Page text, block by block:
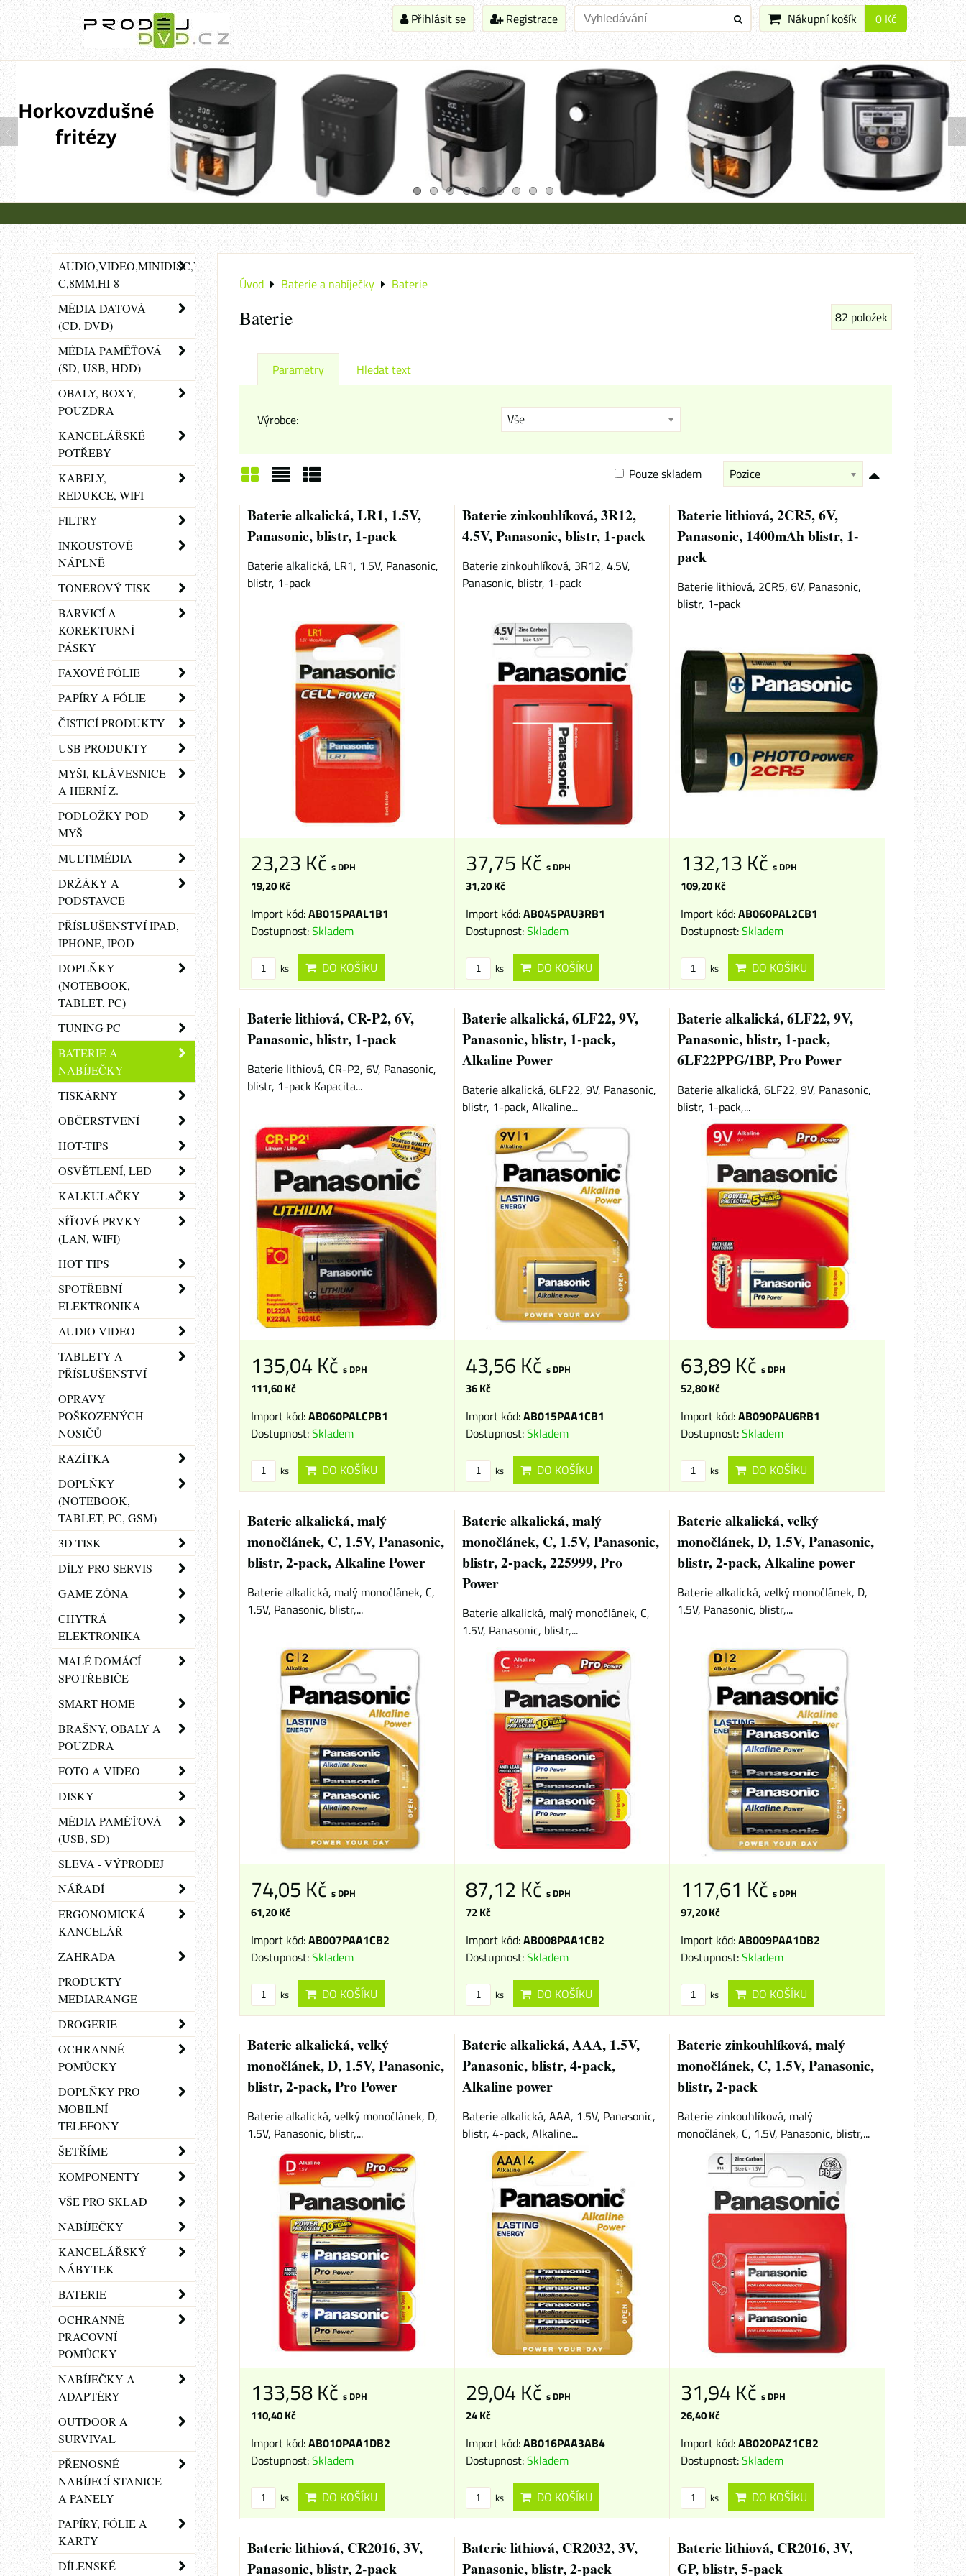
Přihlásit se Registrace Nákupní košík 0 Kč
Úvod Baterie a nabíječky Baterie
Baterie 82 položek
Parametry Hledat text
Výrobce: Vše
Mřížka
Pozice
Pouze skladem
Baterie alkalická, LR1, 1.5V,
Panasonic, blistr, 1-pack
Baterie alkalická, LR1, 1.5V, Panasonic,
blistr, 1-pack
23,23 Kč s DPH
19,20 Kč
Import kód:AB015PAAL1B1
Dostupnost:Skladem
ks DO KOŠÍKU
Baterie zinkouhlíková, 3R12,
4.5V, Panasonic, blistr, 1-pack
Baterie zinkouhlíková, 3R12, 4.5V,
Panasonic, blistr, 1-pack
37,75 Kč s DPH
31,20 Kč
Import kód:AB045PAU3RB1
Dostupnost:Skladem
ks DO KOŠÍKU
Baterie lithiová, 2CR5, 6V,
Panasonic, 1400mAh blistr, 1-
pack
Baterie lithiová, 2CR5, 6V, Panasonic,
blistr, 1-pack
132,13 Kčs DPH
109,20 Kč
Import kód:AB060PAL2CB1
Dostupnost:Skladem
ks DO KOŠÍKU
Baterie lithiová, CR-P2, 6V,
Panasonic, blistr, 1-pack
Baterie lithiová, CR-P2, 6V, Panasonic,
blistr, 1-pack Kapacita...
135,04 Kč s DPH
111,60 Kč
Import kód:AB060PALCPB1
Dostupnost:Skladem
ks DO KOŠÍKU
Baterie alkalická, 6LF22, 9V,
Panasonic, blistr, 1-pack,
Alkaline Power
Baterie alkalická, 6LF22, 9V, Panasonic,
blistr, 1-pack, Alkaline...
43,56 Kč s DPH
36 Kč
Import kód:AB015PAA1CB1
Dostupnost:Skladem
ks DO KOŠÍKU
Baterie alkalická, 6LF22, 9V,
Panasonic, blistr, 1-pack,
6LF22PPG/1BP, Pro Power
Baterie alkalická, 6LF22, 9V, Panasonic,
blistr, 1-pack,...
63,89 Kčs DPH
52,80 Kč
Import kód:AB090PAU6RB1
Dostupnost:Skladem
ks DO KOŠÍKU
Baterie alkalická, malý
monočlánek, C, 1.5V, Panasonic,
blistr, 2-pack, Alkaline Power
Baterie alkalická, malý monočlánek, C,
1.5V, Panasonic, blistr,...
74,05 Kč s DPH
61,20 Kč
Import kód:AB007PAA1CB2
Dostupnost:Skladem
ks DO KOŠÍKU
Baterie alkalická, malý
monočlánek, C, 1.5V, Panasonic,
blistr, 2-pack, 225999, Pro
Power
Baterie alkalická, malý monočlánek, C,
1.5V, Panasonic, blistr,...
87,12 Kč s DPH
72 Kč
Import kód:AB008PAA1CB2
Dostupnost:Skladem
ks DO KOŠÍKU
Baterie alkalická, velký
monočlánek, D, 1.5V, Panasonic,
blistr, 2-pack, Alkaline power
Baterie alkalická, velký monočlánek, D,
1.5V, Panasonic, blistr,...
117,61 Kčs DPH
97,20 Kč
Import kód:AB009PAA1DB2
Dostupnost:Skladem
ks DO KOŠÍKU
Baterie alkalická, velký
monočlánek, D, 1.5V, Panasonic,
blistr, 2-pack, Pro Power
Baterie alkalická, velký monočlánek, D,
1.5V, Panasonic, blistr,...
133,58 Kč s DPH
110,40 Kč
Import kód:AB010PAA1DB2
Dostupnost:Skladem
ks DO KOŠÍKU
Baterie alkalická, AAA, 1.5V,
Panasonic, blistr, 4-pack,
Alkaline power
Baterie alkalická, AAA, 1.5V, Panasonic,
blistr, 4-pack, Alkaline...
29,04 Kč s DPH
24 Kč
Import kód:AB016PAA3AB4
Dostupnost:Skladem
ks DO KOŠÍKU
Baterie zinkouhlíková, malý
monočlánek, C, 1.5V, Panasonic,
blistr, 2-pack
Baterie zinkouhlíková, malý
monočlánek, C, 1.5V, Panasonic, blistr,...
31,94 Kčs DPH
26,40 Kč
Import kód:AB020PAZ1CB2
Dostupnost:Skladem
ks DO KOŠÍKU
Baterie lithiová, CR2016, 3V,
Panasonic, blistr, 2-pack
Baterie lithiová, CR2032, 3V,
Panasonic, blistr, 2-pack
Baterie lithiová, CR2016, 3V,
GP, blistr, 5-pack
AUDIO,VIDEO,MINIDISC,VHS-
C,8MM,HI-8
MÉDIA DATOVÁ
(CD, DVD)
MÉDIA PAMĚŤOVÁ
(SD, USB, HDD)
OBALY, BOXY,
POUZDRA
KANCELÁŘSKÉ
POTŘEBY
KABELY,
REDUKCE, WIFI
FILTRY
INKOUSTOVÉ
NÁPLNĚ
TONEROVÝ TISK
BARVICÍ A
KOREKTURNÍ
PÁSKY
FAXOVÉ FÓLIE
PAPÍRY A FÓLIE
ČISTICÍ PRODUKTY
USB PRODUKTY
MYŠI, KLÁVESNICE
A HERNÍ Z.
PODLOŽKY POD
MYŠ
MULTIMÉDIA
DRŽÁKY A
PODSTAVCE
PŘÍSLUŠENSTVÍ IPAD,
IPHONE, IPOD
DOPLŇKY
(NOTEBOOK,
TABLET, PC)
TUNING PC
BATERIE A
NABÍJEČKY
TISKÁRNY
OBČERSTVENÍ
HOT-TIPS
OSVĚTLENÍ, LED
KALKULAČKY
SÍŤOVÉ PRVKY
(LAN, WIFI)
HOT TIPS
SPOTŘEBNÍ
ELEKTRONIKA
AUDIO-VIDEO
TABLETY A
PŘÍSLUŠENSTVÍ
OPRAVY
POŠKOZENÝCH
NOSIČŮ
RAZÍTKA
DOPLŇKY
(NOTEBOOK,
TABLET, PC, GSM)
3D TISK
DÍLY PRO SERVIS
GAME ZÓNA
CHYTRÁ
ELEKTRONIKA
MALÉ DOMÁCÍ
SPOTŘEBIČE
SMART HOME
BRAŠNY, OBALY A
POUZDRA
FOTO A VIDEO
DISKY
MÉDIA PAMĚŤOVÁ
(USB, SD)
SLEVA - VÝPRODEJ
NÁŘADÍ
ERGONOMICKÁ
KANCELÁŘ
ZAHRADA
PRODUKTY
MEDIARANGE
DROGERIE
OCHRANNÉ
POMŮCKY
DOPLŇKY PRO
MOBILNÍ
TELEFONY
ŠETŘÍME
KOMPONENTY
VŠE PRO SKLAD
NABÍJEČKY
KANCELÁŘSKÝ
NÁBYTEK
BATERIE
OCHRANNÉ
PRACOVNÍ
POMŮCKY
NABÍJEČKY A
ADAPTÉRY
OUTDOOR A
SURVIVAL
PŘENOSNÉ
NABÍJECÍ STANICE
A PANELY
PAPÍRY, FÓLIE A
KARTY
DÍLENSKÉ